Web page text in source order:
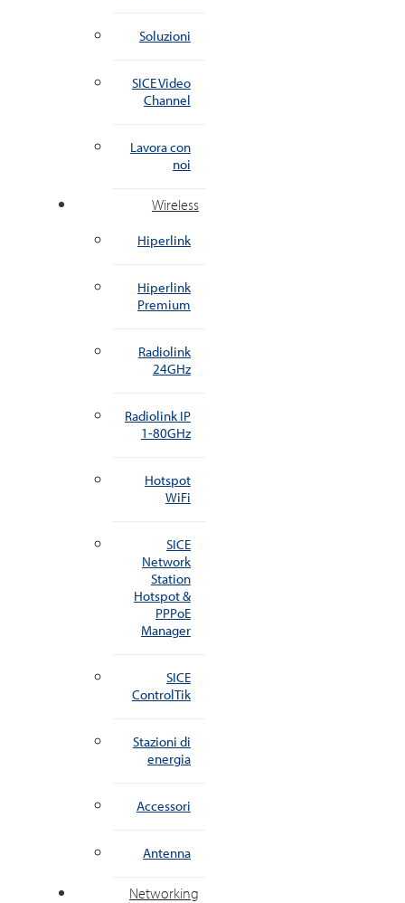
Soluzioni
SICE Video
Channel
Lavora con
noi
Wireless
Hiperlink
Hiperlink
Premium
Radiolink
24GHz
Radiolink IP
1-80GHz
Hotspot
WiFi
SICE
Network
Station
Hotspot &
PPPoE
Manager
SICE
ControlTik
Stazioni di
energia
Accessori
Antenna
Networking